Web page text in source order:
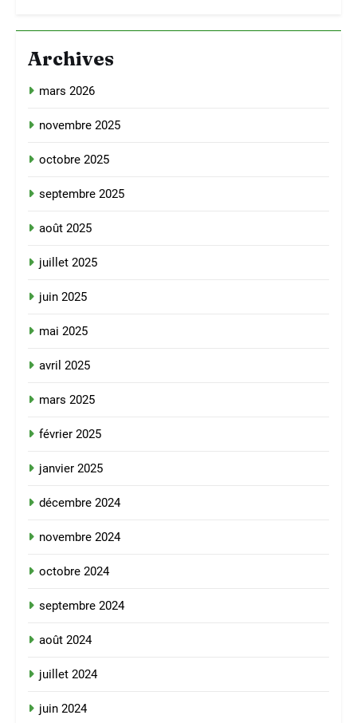
Archives
mars 2026
novembre 2025
octobre 2025
septembre 2025
août 2025
juillet 2025
juin 2025
mai 2025
avril 2025
mars 2025
février 2025
janvier 2025
décembre 2024
novembre 2024
octobre 2024
septembre 2024
août 2024
juillet 2024
juin 2024